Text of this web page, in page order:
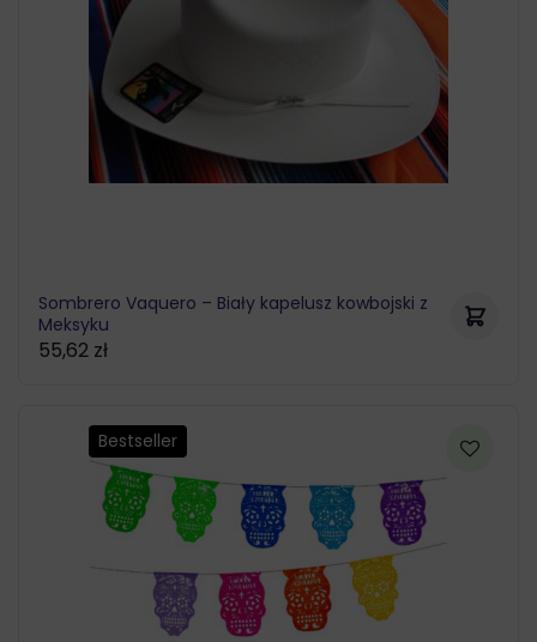
Sombrero Vaquero – Biały kapelusz kowbojski z
Meksyku
55,62 zł
Bestseller